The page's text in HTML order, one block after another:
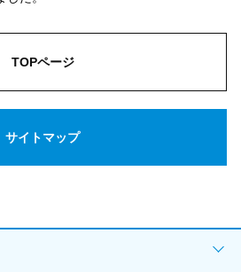
TOPページ
サイトマップ